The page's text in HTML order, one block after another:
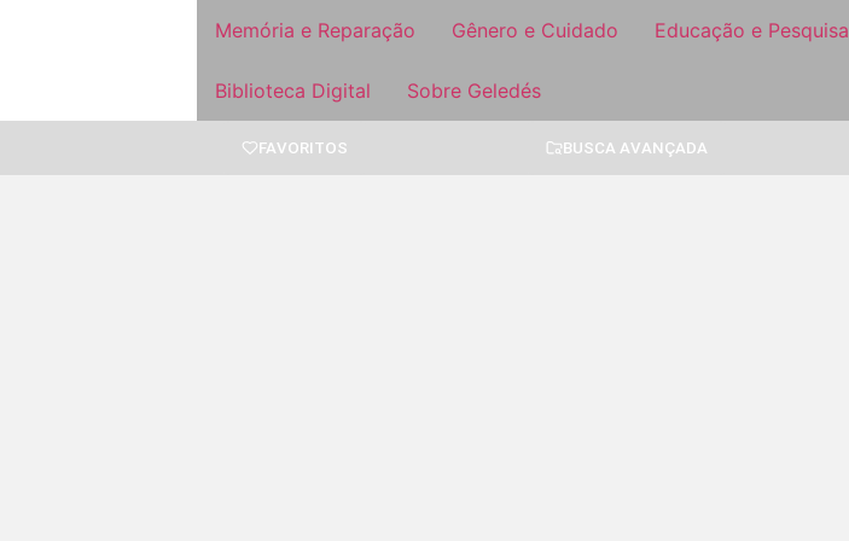
Memória e Reparação Gênero e Cuidado Educação e Pesquisa
Biblioteca Digital Sobre Geledés
FAVORITOS BUSCA AVANÇADA